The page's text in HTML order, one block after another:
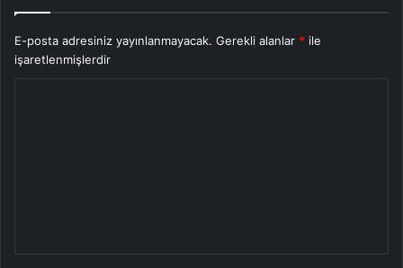
E-posta adresiniz yayınlanmayacak. Gerekli alanlar * ile
işaretlenmişlerdir